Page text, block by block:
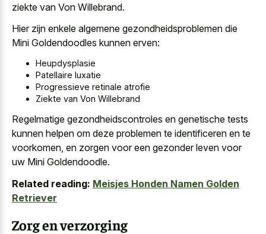
ziekte van Von Willebrand.
Hier zijn enkele algemene gezondheidsproblemen die
Mini Goldendoodles kunnen erven:
Heupdysplasie
Patellaire luxatie
Progressieve retinale atrofie
Ziekte van Von Willebrand
Regelmatige gezondheidscontroles en genetische tests
kunnen helpen om deze problemen te identificeren en te
voorkomen, en zorgen voor een gezonder leven voor
uw Mini Goldendoodle.
Related reading: Meisjes Honden Namen Golden
Retriever
Zorg en verzorging